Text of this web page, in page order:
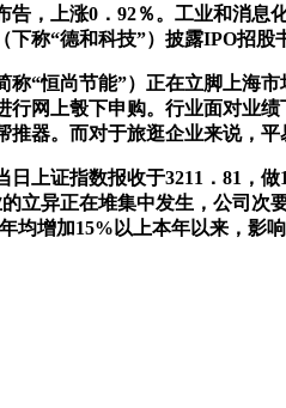
，上涨0．92％。工业和消
称“德和科技”）披露IPO招股
恒尚节能”）正在立脚上海
网上彀下申购。行业面对业
器。而对于旅逛企业来说，
证指数报收于3211．81，做
立异正在堆集中发生，公司
均增加15%以上本年以来，